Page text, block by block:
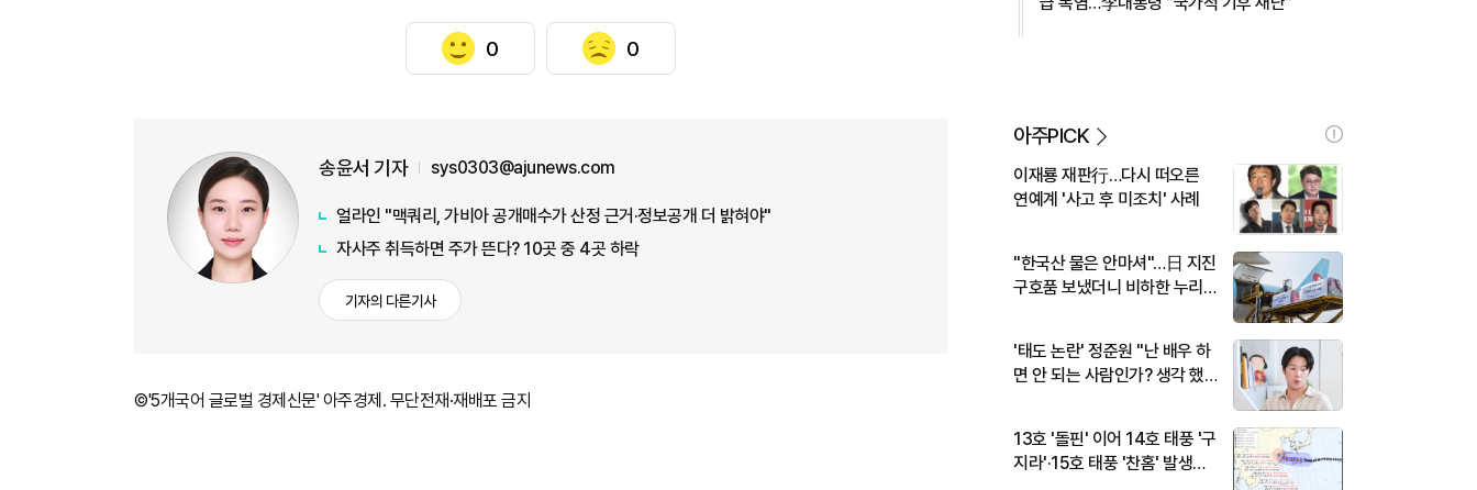
0 0
송윤서 기자 sys0303@ajunews.com
얼라인 "맥쿼리, 가비아 공개매수가 산정 근거·정보공개 더 밝혀야"
자사주 취득하면 주가 뜬다? 10곳 중 4곳 하락
기자의 다른기사
©'5개국어 글로벌 경제신문' 아주경제. 무단전재·재배포 금지
아주PICK
이재룡 재판行…다시 떠오른
연예계 '사고 후 미조치' 사례
"한국산 물은 안마셔"…日 지진
구호품 보냈더니 비하한 누리
'태도 논란' 정준원 "난 배우 하
면 안 되는 사람인가? 생각 했
13호 '돌핀' 이어 14호 태풍 '구
지라'·15호 태풍 '찬홈' 발생…